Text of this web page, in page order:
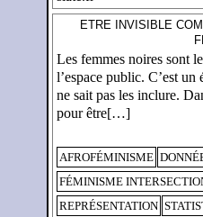
ETRE INVISIBLE
Les femmes noires sont
l’espace public. C’est
ne sait pas les inclure.
pour être[…]
AFROFÉMINISME
FÉMINISME
REPRÉSENTATION